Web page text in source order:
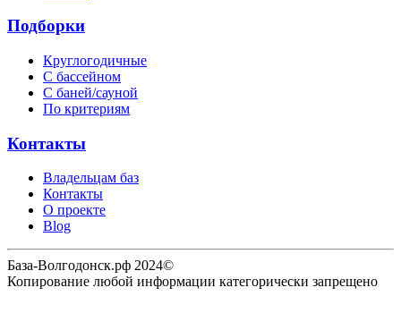
Подборки
Круглогодичные
С бассейном
С баней/сауной
По критериям
Контакты
Владельцам баз
Контакты
О проекте
Blog
База-Волгодонск.рф 2024©
Копирование любой информации категорически запрещено